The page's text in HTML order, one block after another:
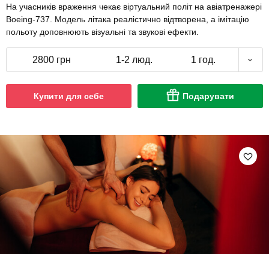
На учасників враження чекає віртуальний політ на авіатренажері
Boeing-737. Модель літака реалістично відтворена, а імітацію
польоту доповнюють візуальні та звукові ефекти.
2800 грн 1-2 люд. 1 год.
Купити для себе Подарувати